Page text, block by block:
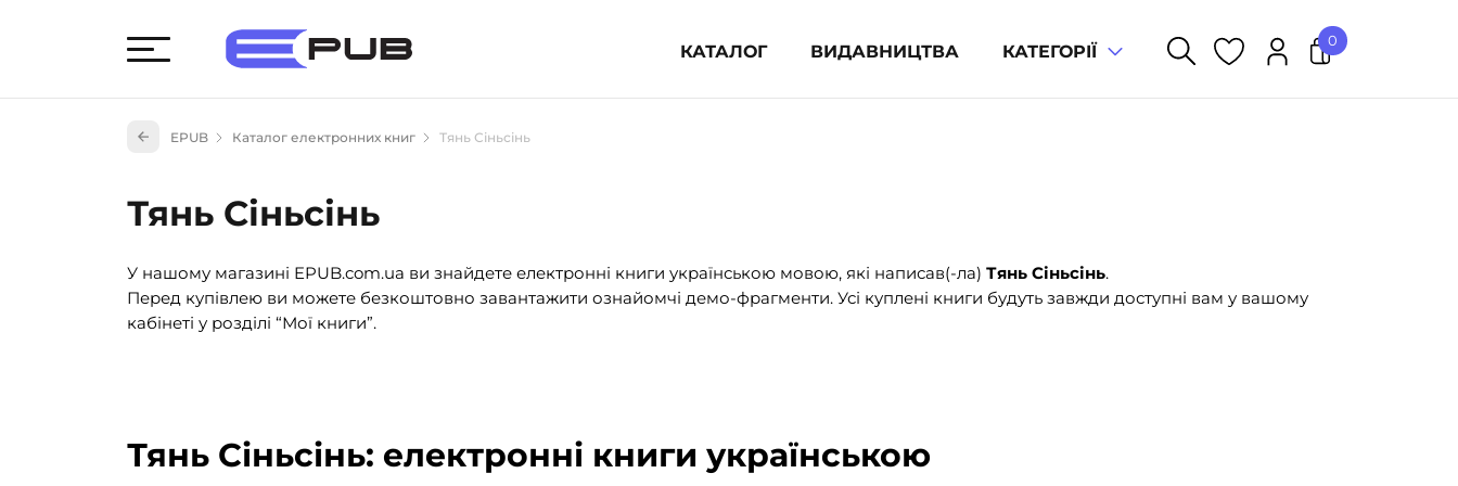
КАТАЛОГ ВИДАВНИЦТВА КАТЕГОРІЇ
Художня література (1854)
(527)
0
У кошику немає товарів.
EPUB Каталог електронних книг Тянь Сіньсінь
Тянь Сіньсінь
У нашому магазині EPUB.com.ua ви знайдете електронні книги українською мовою, які написав(-ла) Тянь Сіньсінь.
Перед купівлею ви можете безкоштовно завантажити ознайомчі демо-фрагменти. Усі куплені книги будуть завжди доступні вам у вашому
кабінеті у розділі “Мої книги”.
Тянь Сіньсінь: електронні книги українською